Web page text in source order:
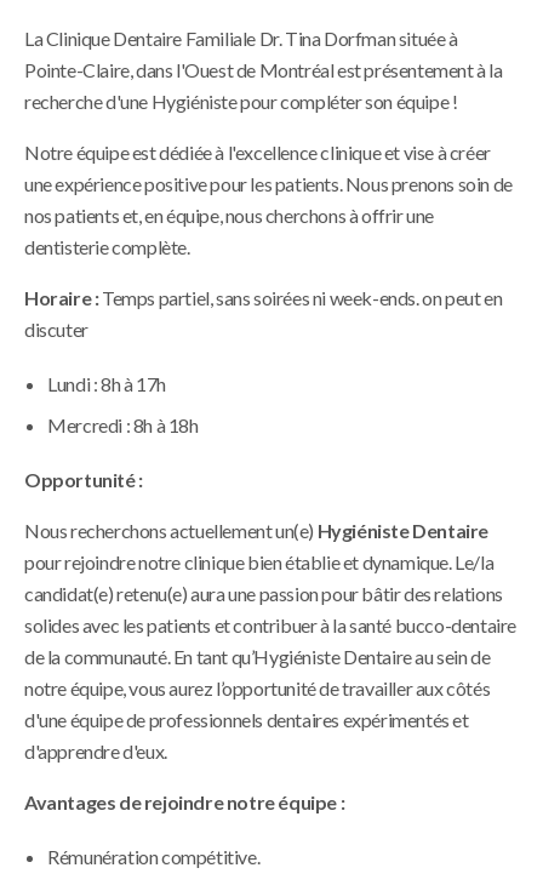
La Clinique Dentaire Familiale Dr. Tina Dorfman située à
Pointe-Claire, dans l'Ouest de Montréal est présentement à la
recherche d'une Hygiéniste pour compléter son équipe !
Notre équipe est dédiée à l'excellence clinique et vise à créer
une expérience positive pour les patients. Nous prenons soin de
nos patients et, en équipe, nous cherchons à offrir une
dentisterie complète.
Horaire :Temps partiel, sans soirées ni week-ends. on peut en
discuter
Lundi : 8h à 17h
Mercredi : 8h à 18h
Opportunité :
Nous recherchons actuellement un(e) Hygiéniste Dentaire
pour rejoindre notre clinique bien établie et dynamique. Le/la
candidat(e) retenu(e) aura une passion pour bâtir des relations
solides avec les patients et contribuer à la santé bucco-dentaire
de la communauté. En tant qu’Hygiéniste Dentaire au sein de
notre équipe, vous aurez l’opportunité de travailler aux côtés
d'une équipe de professionnels dentaires expérimentés et
d'apprendre d'eux.
Avantages de rejoindre notre équipe :
Rémunération compétitive.